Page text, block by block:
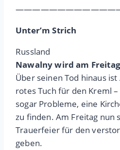
Unter’m Strich
Russland
Nawalny wird am
Über seinen Tod hinaus
rotes Tuch für den Kreml
sogar Probleme, eine
zu finden. Am Freitag nun
Trauerfeier für den
geben.